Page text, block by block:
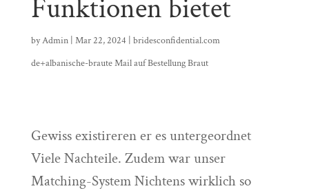
Funktionen bietet
byAdmin| Mar 22, 2024
bridesconfidential.com
de+albanische-braute Mail auf Bestellung Braut
Gewiss existireren er es untergeordnet
Viele Nachteile. Zudem war unser
Matching-System Nichtens wirklich so